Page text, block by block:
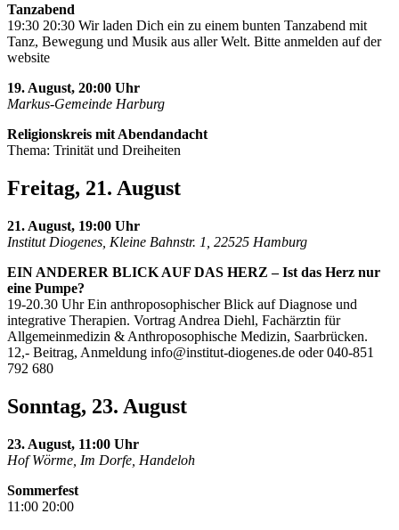
Tanzabend
19:30 20:30 Wir laden Dich ein zu einem bunten Tanzabend mit
Tanz, Bewegung und Musik aus aller Welt. Bitte anmelden auf der
website
19. August, 20:00 Uhr
Markus-Gemeinde Harburg
Religionskreis mit Abendandacht
Thema: Trinität und Dreiheiten
Freitag, 21. August
21. August, 19:00 Uhr
Institut Diogenes, Kleine Bahnstr. 1, 22525 Hamburg
EIN ANDERER BLICK AUF DAS HERZ – Ist das Herz nur
eine Pumpe?
19-20.30 Uhr Ein anthroposophischer Blick auf Diagnose und
integrative Therapien. Vortrag Andrea Diehl, Fachärztin für
Allgemeinmedizin & Anthroposophische Medizin, Saarbrücken.
12,- Beitrag, Anmeldung info@institut-diogenes.de oder 040-851
792 680
Sonntag, 23. August
23. August, 11:00 Uhr
Hof Wörme, Im Dorfe, Handeloh
Sommerfest
11:00 20:00